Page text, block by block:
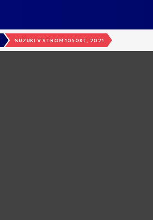
SUZUKI V STROM 1050XT, 2021